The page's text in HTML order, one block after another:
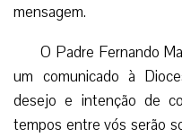
mensagem.
O Padre Fernando
um comunicado à
desejo e intenção de
tempos entre vós serão